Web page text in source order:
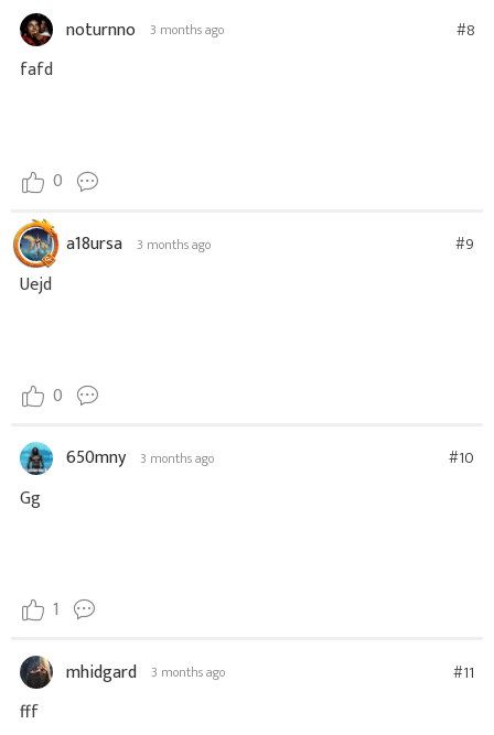
noturnno 3 months ago #8
fafd
0
a18ursa 3 months ago #9
Uejd
0
650mny 3 months ago #10
Gg
1
mhidgard 3 months ago #11
fff